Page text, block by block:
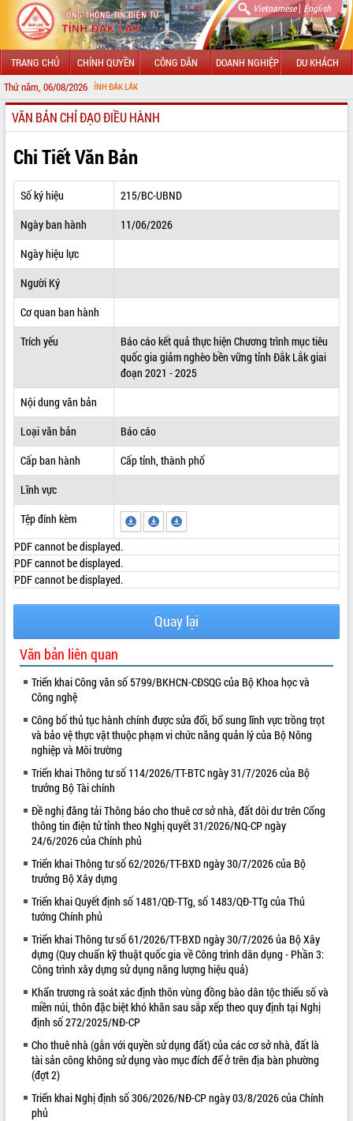
Vietnamese| English
TRANG CHỦ CHÍNH QUYỀN CÔNG DÂN DOANH NGHIỆP DU KHÁCH
Thứ năm, 06/08/2026
GIỚI THIỆU
LÃNH ĐẠO UBND TỈNH
TIN TỨC SỰ KIỆN
SỞ, BAN, NGÀNH
THÔNG TIN CHỈ ĐẠO ĐIỀU HÀNH
HỆ THỐNG VĂN BẢN
VĂN BẢN HĐND TỈNH
QUY HOẠCH - KẾ HOẠCH
VIDEO
Loading the player...
Lễ truy tặng danh hiệu “Bà Mẹ Việt
Nam Anh hùng” và trao Huân chương
Lao động
UBND tỉnh Đắk Lắk triển khai nhiệm
vụ 6 tháng cuối năm 2026
Kỳ họp thứ Hai, Hội đồng nhân dân
tỉnh khóa XI quyết nghị nhiều nội dung
quan trọng
Bí thư Tỉnh ủy Lương Nguyễn Minh
Triết thăm, tặng quà người có công với
cách mạng
Rà soát, hoàn thiện hệ thống thiết chế
văn hóa, thể thao đáp ứng yêu cầu
phát triển mới
Thường trực HĐND tỉnh Đắk Lắk gặp
mặt Đoàn chuyên gia y tế TP. Hồ Chí
Minh
Lễ truy điệu và an táng hài cốt liệt sĩ
tại Nghĩa trang Liệt sĩ xã Sơn Hòa
Bàn giải pháp tháo gỡ khó khăn trong
ALBUM ẢNH
LIÊN KẾT WEB
VĂN BẢN CHỈ ĐẠO ĐIỀU HÀNH
Chi Tiết Văn Bản
Số ký hiệu
215/BC-UBND
Ngày ban hành
11/06/2026
Ngày hiệu lực
Người Ký
Cơ quan ban hành
Trích yếu
Báo cáo kết quả thực hiện Chương trình mục tiêu
quốc gia giảm nghèo bền vững tỉnh Đắk Lắk giai
đoạn 2021 - 2025
Nội dung văn bản
Loại văn bản
Báo cáo
Cấp ban hành
Cấp tỉnh, thành phố
Lĩnh vực
Tệp đính kèm
PDF cannot be displayed.
PDF cannot be displayed.
PDF cannot be displayed.
Quay lại
Văn bản liên quan
Triển khai Công văn số 5799/BKHCN-CĐSQG của Bộ Khoa học và
Công nghệ
Công bố thủ tục hành chính được sửa đổi, bổ sung lĩnh vực trồng trọt
và bảo vệ thực vật thuộc phạm vi chức năng quản lý của Bộ Nông
nghiệp và Môi trường
Triển khai Thông tư số 114/2026/TT-BTC ngày 31/7/2026 của Bộ
trưởng Bộ Tài chính
Đề nghị đăng tải Thông báo cho thuê cơ sở nhà, đất dôi dư trên Cổng
thông tin điện tử tỉnh theo Nghị quyết 31/2026/NQ-CP ngày
24/6/2026 của Chính phủ
Triển khai Thông tư số 62/2026/TT-BXD ngày 30/7/2026 của Bộ
trưởng Bộ Xây dựng
Triển khai Quyết định số 1481/QĐ-TTg, số 1483/QĐ-TTg của Thủ
tướng Chính phủ
Triển khai Thông tư số 61/2026/TT-BXD ngày 30/7/2026 ủa Bộ Xây
dựng (Quy chuẩn kỹ thuật quốc gia về Công trình dân dụng - Phần 3:
Công trình xây dựng sử dụng năng lượng hiệu quả)
Khẩn trương rà soát xác định thôn vùng đồng bào dân tộc thiểu số và
miền núi, thôn đặc biệt khó khăn sau sắp xếp theo quy định tại Nghị
định số 272/2025/NĐ-CP
Cho thuê nhà (gắn với quyền sử dụng đất) của các cơ sở nhà, đất là
tài sản công không sử dụng vào mục đích để ở trên địa bàn phường
(đợt 2)
Triển khai Nghị định số 306/2026/NĐ-CP ngày 03/8/2026 của Chính
phủ